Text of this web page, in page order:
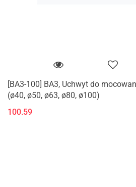
[BA3-100] BA3, Uchwyt do
(ø40, ø50, ø63, ø80, ø100)
100.59